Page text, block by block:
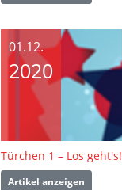
01.12.
2020
Türchen 1 – Los geht's!
Artikel anzeigen